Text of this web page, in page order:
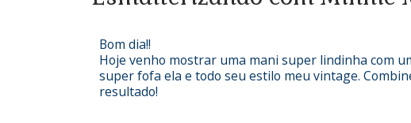
Bom dia!!
Hoje venho mostrar uma mani super lindinha com
super fofa ela e todo seu estilo meu vintage.
resultado!